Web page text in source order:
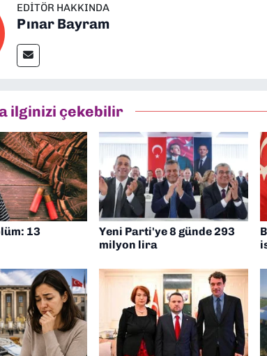
EDITÖR HAKKINDA
Pınar Bayram
ilginizi çekebilir
13
Yeni Parti'ye 8 günde 293
milyon lira